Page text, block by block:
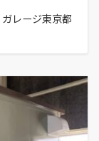
レージ東京都